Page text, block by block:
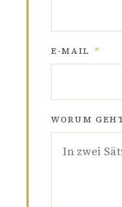
E-MAIL *
WORUM